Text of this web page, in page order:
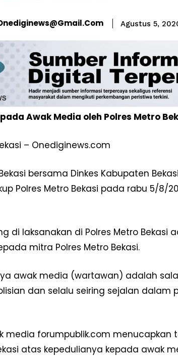
Agustus 5,
Awak Media oleh Polres Metro
– Onediginews.com
bersama Dinkes Kabupaten
Polres Metro Bekasi pada rabu 5/8/
di laksanakan di Polres Metro
mitra Polres Metro Bekasi.
awak media (wartawan) adalah
dan selalu seiring sejalan dalam
media forumpublik.com menucapkan
atas kepedulianya kepada awak